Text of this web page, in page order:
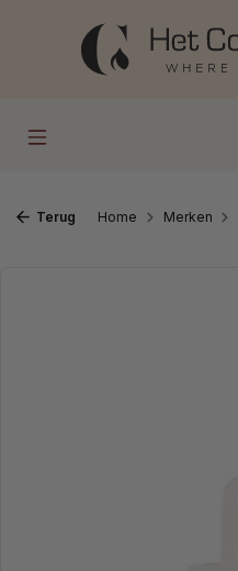
Ga naar de hoofdinhoud
Terug Home Merken